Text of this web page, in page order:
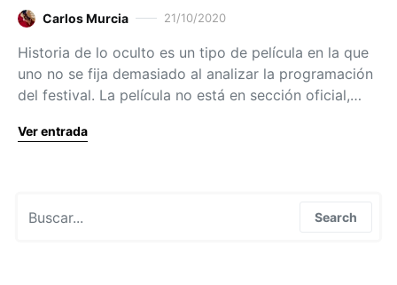
Carlos Murcia 21/10/2020
Historia de lo oculto es un tipo de película en la que
uno no se fija demasiado al analizar la programación
del festival. La película no está en sección oficial,…
Ver entrada
Search